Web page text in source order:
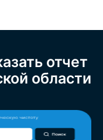
отчет
области